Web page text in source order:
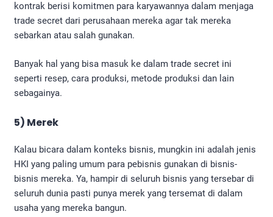
kontrak berisi komitmen para karyawannya dalam menjaga
trade secret dari perusahaan mereka agar tak mereka
sebarkan atau salah gunakan.
Banyak hal yang bisa masuk ke dalam trade secret ini
seperti resep, cara produksi, metode produksi dan lain
sebagainya.
5) Merek
Kalau bicara dalam konteks bisnis, mungkin ini adalah jenis
HKI yang paling umum para pebisnis gunakan di bisnis-
bisnis mereka. Ya, hampir di seluruh bisnis yang tersebar di
seluruh dunia pasti punya merek yang tersemat di dalam
usaha yang mereka bangun.